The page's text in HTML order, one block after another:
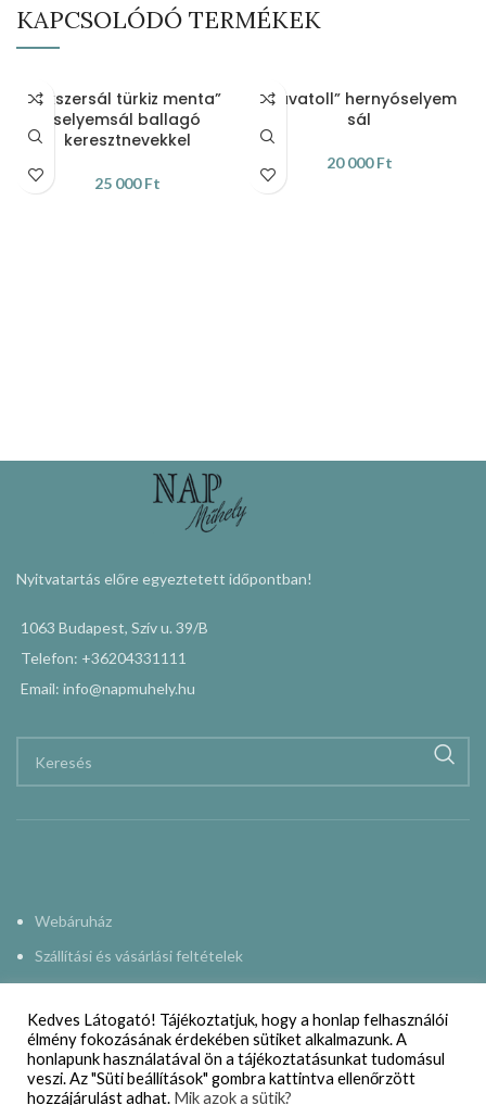
KAPCSOLÓDÓ TERMÉKEK
„Ékszersál türkiz menta”
selyemsál ballagó
keresztnevekkel
25 000Ft
„Pávatoll” hernyóselyem
sál
20 000Ft
Nyitvatartás előre egyeztetett időpontban!
1063 Budapest, Szív u. 39/B
Telefon: +36204331111
Email: info@napmuhely.hu
Webáruház
Szállítási és vásárlási feltételek
Impresszum
Kapcsolat
Kedves Látogató! Tájékoztatjuk, hogy a honlap felhasználói
élmény fokozásának érdekében sütiket alkalmazunk. A
honlapunk használatával ön a tájékoztatásunkat tudomásul
veszi. Az "Süti beállítások" gombra kattintva ellenőrzött
hozzájárulást adhat. Mik azok a sütik?